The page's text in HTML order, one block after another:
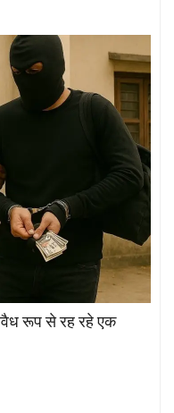
रूप से रह रहे एक